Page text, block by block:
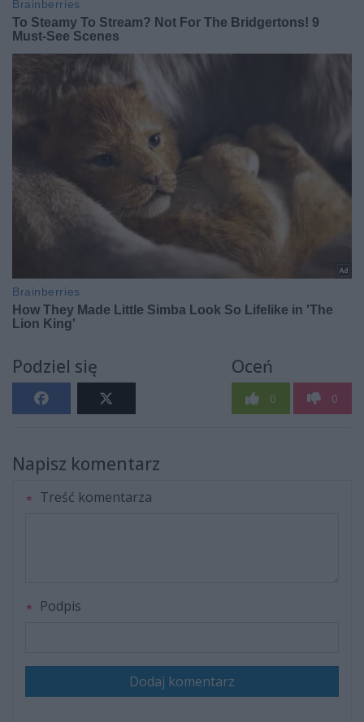
Podziel się Oceń
0 0
Napisz komentarz
Treść komentarza
Podpis
Dodaj komentarz